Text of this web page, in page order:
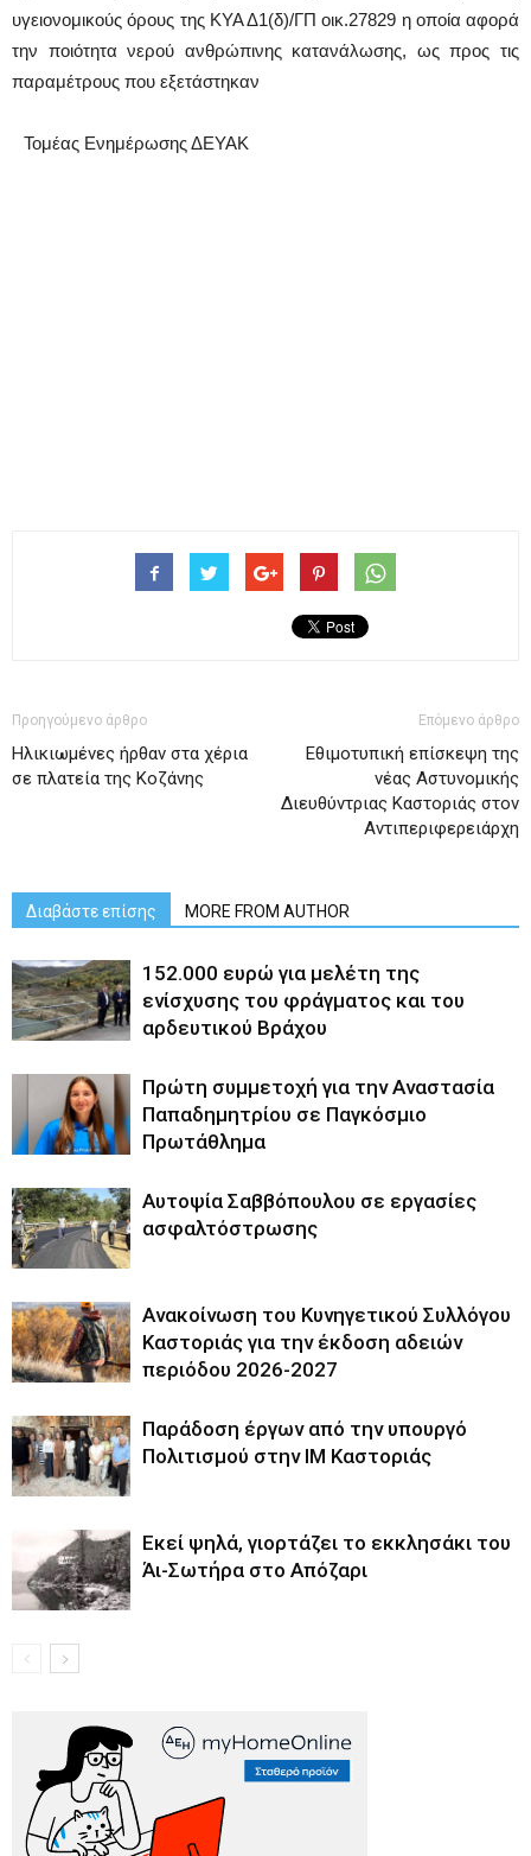
υγειονομικούς όρους της ΚΥΑ Δ1(δ)/ΓΠ οικ.27829 η οποία αφορά
την ποιότητα νερού ανθρώπινης κατανάλωσης, ως προς τις
παραμέτρους που εξετάστηκαν
Τομέας Ενημέρωσης ΔΕΥΑΚ
Προηγούμενο άρθρο
Ηλικιωμένες ήρθαν στα χέρια
σε πλατεία της Κοζάνης
Επόμενο άρθρο
Εθιμοτυπική επίσκεψη της
νέας Αστυνομικής
Διευθύντριας Καστοριάς στον
Αντιπεριφερειάρχη
Διαβάστε επίσης MORE FROM AUTHOR
152.000 ευρώ για μελέτη της
ενίσχυσης του φράγματος και του
αρδευτικού Βράχου
Πρώτη συμμετοχή για την Αναστασία
Παπαδημητρίου σε Παγκόσμιο
Πρωτάθλημα
Αυτοψία Σαββόπουλου σε εργασίες
ασφαλτόστρωσης
Ανακοίνωση του Κυνηγετικού Συλλόγου
Καστοριάς για την έκδοση αδειών
περιόδου 2026-2027
Παράδοση έργων από την υπουργό
Πολιτισμού στην ΙΜ Καστοριάς
Εκεί ψηλά, γιορτάζει το εκκλησάκι του
Άι-Σωτήρα στο Απόζαρι